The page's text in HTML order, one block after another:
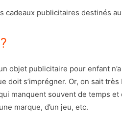
cadeaux publicitaires destinés
objet publicitaire pour enfant
doit s’imprégner. Or, on sait
manquent souvent de temps
marque, d’un jeu, etc.